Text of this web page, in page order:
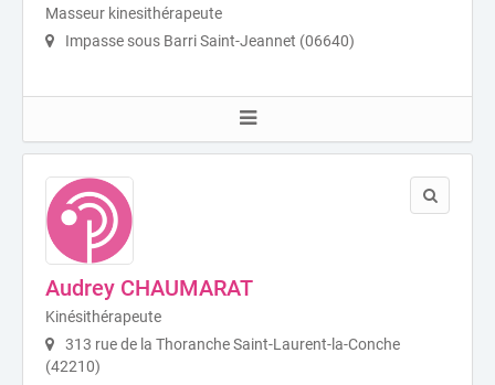
Masseur kinesithérapeute
Impasse sous Barri Saint-Jeannet (06640)
Audrey CHAUMARAT
Kinésithérapeute
313 rue de la Thoranche Saint-Laurent-la-Conche
(42210)